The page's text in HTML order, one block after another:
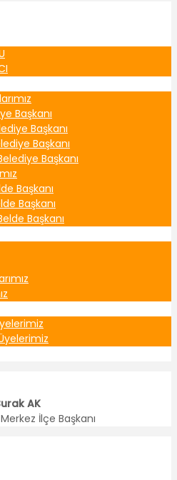
Başkanı
Başkanı
Başkanı
Başkanı
Başkanı
Başkanı
Başkanı
AK
İlçe Başkanı